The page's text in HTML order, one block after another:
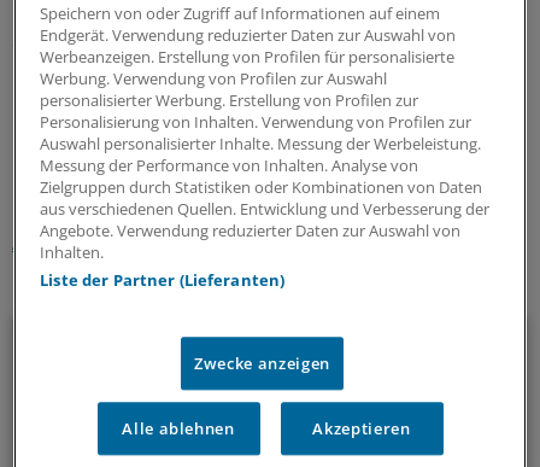
Diagnose dagegen anerkannter, sodass Patienten auch
dann Anspruch auf Behandlung haben, wenn keine
Folgeerkrankungen vorliegen.
2
Schlagworte:
Adipositas Innere Medizin DGIM Ernährungsmedizin
Ihr Newsletter zum Thema
Diabetologie
Mit diesem Newsletter sind Sie stets aktuell und umfassend
informiert über Diabetes, Adipositas und verwandte
Themen.
Speichern von oder Zugriff auf Informationen auf einem
Endgerät. Verwendung reduzierter Daten zur Auswahl von
Werbeanzeigen. Erstellung von Profilen für personalisierte
Werbung. Verwendung von Profilen zur Auswahl
personalisierter Werbung. Erstellung von Profilen zur
Personalisierung von Inhalten. Verwendung von Profilen zur
Auswahl personalisierter Inhalte. Messung der Werbeleistung.
Messung der Performance von Inhalten. Analyse von
Zielgruppen durch Statistiken oder Kombinationen von Daten
aus verschiedenen Quellen. Entwicklung und Verbesserung der
Angebote. Verwendung reduzierter Daten zur Auswahl von
Inhalten.
Liste der Partner (Lieferanten)
Zwecke anzeigen
Alle ablehnen Akzeptieren